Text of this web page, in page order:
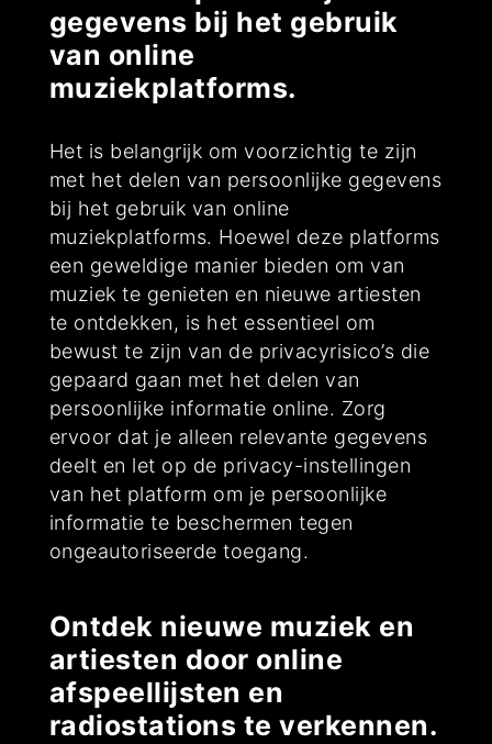
gegevens bij het gebruik
van online
muziekplatforms.
Het is belangrijk om voorzichtig te zijn
met het delen van persoonlijke gegevens
bij het gebruik van online
muziekplatforms. Hoewel deze platforms
een geweldige manier bieden om van
muziek te genieten en nieuwe artiesten
te ontdekken, is het essentieel om
bewust te zijn van de privacyrisico’s die
gepaard gaan met het delen van
persoonlijke informatie online. Zorg
ervoor dat je alleen relevante gegevens
deelt en let op de privacy-instellingen
van het platform om je persoonlijke
informatie te beschermen tegen
ongeautoriseerde toegang.
Ontdek nieuwe muziek en
artiesten door online
afspeellijsten en
radiostations te verkennen.